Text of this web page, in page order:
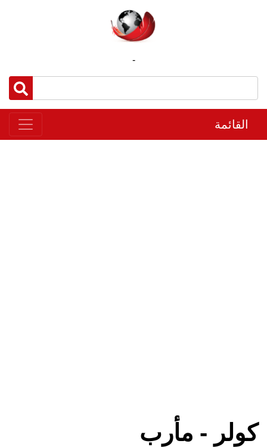
-
القائمة
كولر - مأرب